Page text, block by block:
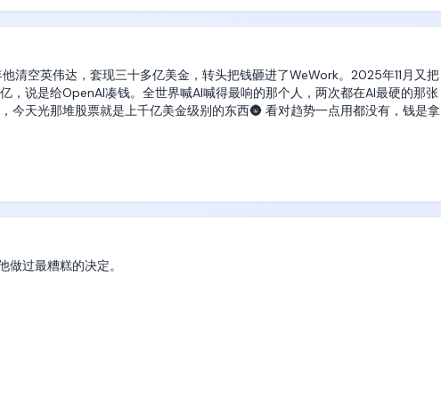
不变。
带翻，她的重心越过管道最高点后再也压不回来。右腿先脱开在空中扑腾一
在左臂和左腿上，随管道继续向右转。
打败了！就差一点！）
仍在转动的管道。
终点台、正下方水面同框。
下侧后滑脱，她身体保持侧向顺重力直坠入泳池，砸起大片水花。管道在她落
清空英伟达，套现三十多亿美金，转头把钱砸进了WeWork。2025年11月又把
，说是给OpenAI凑钱。全世界喊AI喊得最响的那个人，两次都在AI最硬的那张
今天光那堆股票就是上千亿美金级别的东西🌚 看对趋势一点用都没有，钱是拿
过最糟糕的决定。